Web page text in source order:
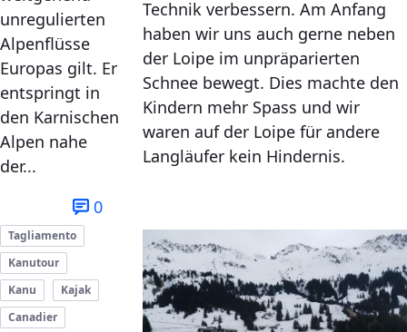
unregulierten
Alpenflüsse
Europas gilt. Er
entspringt in
den Karnischen
Alpen nahe
der...
0
Tagliamento
Kanutour
Kanu
Kajak
Canadier
Technik verbessern. Am Anfang
haben wir uns auch gerne neben
der Loipe im unpräparierten
Schnee bewegt. Dies machte den
Kindern mehr Spass und wir
waren auf der Loipe für andere
Langläufer kein Hindernis.